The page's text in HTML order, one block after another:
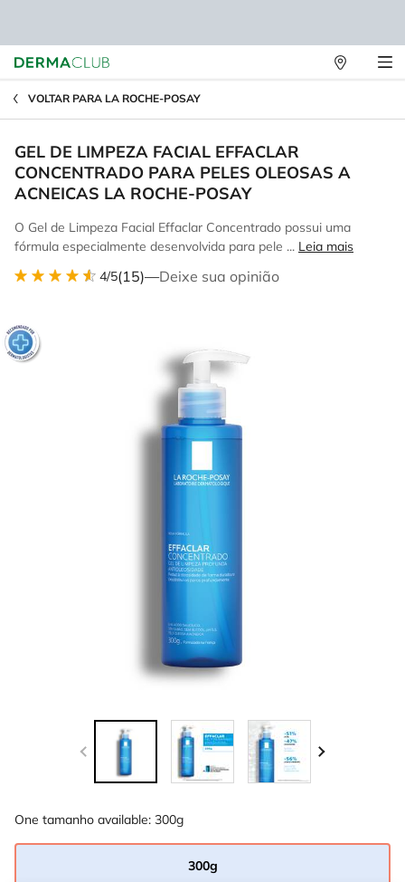
Lojas
VOLTAR PARA LA ROCHE-POSAY
GEL DE LIMPEZA FACIAL EFFACLAR
CONCENTRADO PARA PELES OLEOSAS A
ACNEICAS LA ROCHE-POSAY
O Gel de Limpeza Facial Effaclar Concentrado possui uma
fórmula especialmente desenvolvida para pele ... Leia mais
4/5(15)—Deixe sua opinião
One tamanho available: 300g
Selected
300g, 1 of 1